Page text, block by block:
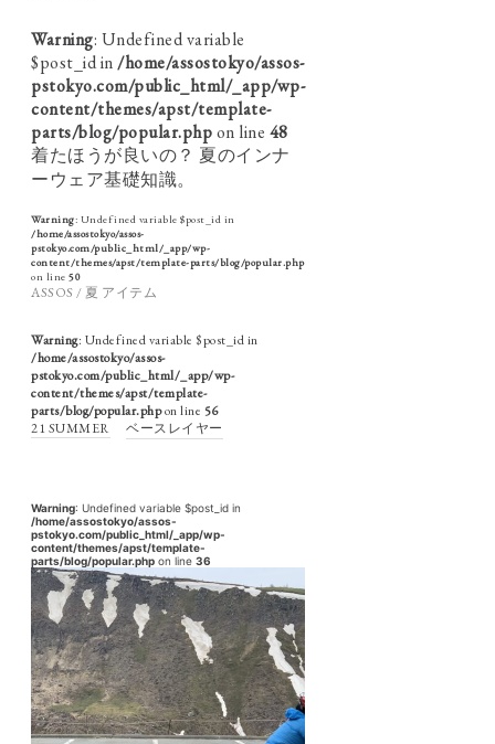
Warning: Undefined variable
$post_id in/home/assostokyo/assos-
pstokyo.com/public_html/_app/wp-
content/themes/apst/template-
parts/blog/popular.phpon line 48
着たほうが良いの？ 夏のインナ
ーウェア基礎知識。
Warning: Undefined variable $post_id in
/home/assostokyo/assos-
pstokyo.com/public_html/_app/wp-
content/themes/apst/template-parts/blog/popular.php
on line 50
ASSOS / 夏 アイテム
Warning: Undefined variable $post_id in
/home/assostokyo/assos-
pstokyo.com/public_html/_app/wp-
content/themes/apst/template-
parts/blog/popular.phpon line 56
21 SUMMER
ベースレイヤー
Warning: Undefined variable $post_id in
/home/assostokyo/assos-
pstokyo.com/public_html/_app/wp-
content/themes/apst/template-
parts/blog/popular.php on line 36